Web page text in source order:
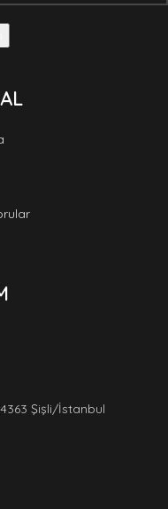
Şişli/İstanbul